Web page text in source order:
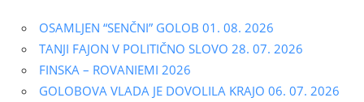
OSAMLJEN “SENČNI” GOLOB 01. 08. 2026
TANJI FAJON V POLITIČNO SLOVO 28. 07. 2026
FINSKA – ROVANIEMI 2026
GOLOBOVA VLADA JE DOVOLILA KRAJO 06. 07. 2026